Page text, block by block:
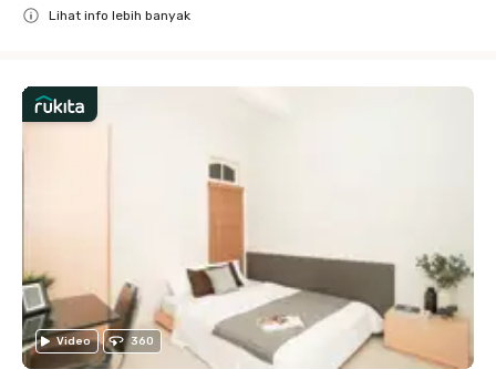
Lihat info lebih banyak
Video 360